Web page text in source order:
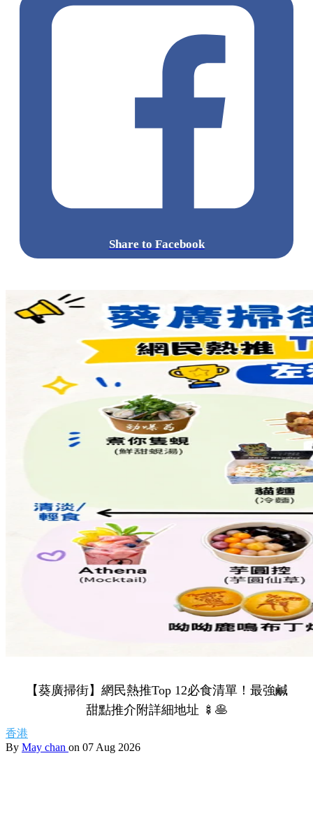
Share to Facebook
【葵廣掃街】網民熱推Top 12必食清單！最強鹹
甜點推介附詳細地址 🍢🥞
香港
By May chan on 07 Aug 2026